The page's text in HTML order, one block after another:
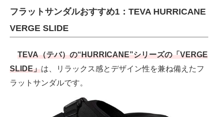
フラットサンダルおすすめ1：TEVA HURRICANE
VERGE SLIDE
TEVA（テバ）の“HURRICANE”シリーズの「VERGE
SLIDE」は、リラックス感とデザイン性を兼ね備えたフ
ラットサンダルです。